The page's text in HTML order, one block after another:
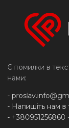
Є помилки в
нами:
-
- Напишіть нам в
- +380951256860